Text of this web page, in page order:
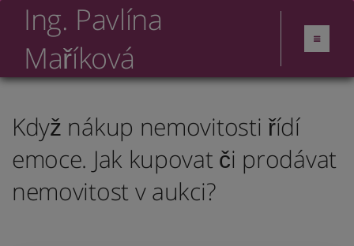
Ing. Pavlína
Maříková
Když nákup nemovitosti řídí
emoce. Jak kupovat či prodávat
nemovitost v aukci?